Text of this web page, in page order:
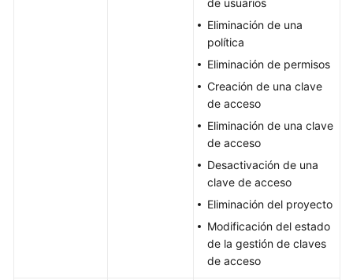
de usuarios
Eliminación de una
política
Eliminación de permisos
Creación de una clave
de acceso
Eliminación de una clave
de acceso
Desactivación de una
clave de acceso
Eliminación del proyecto
Modificación del estado
de la gestión de claves
de acceso